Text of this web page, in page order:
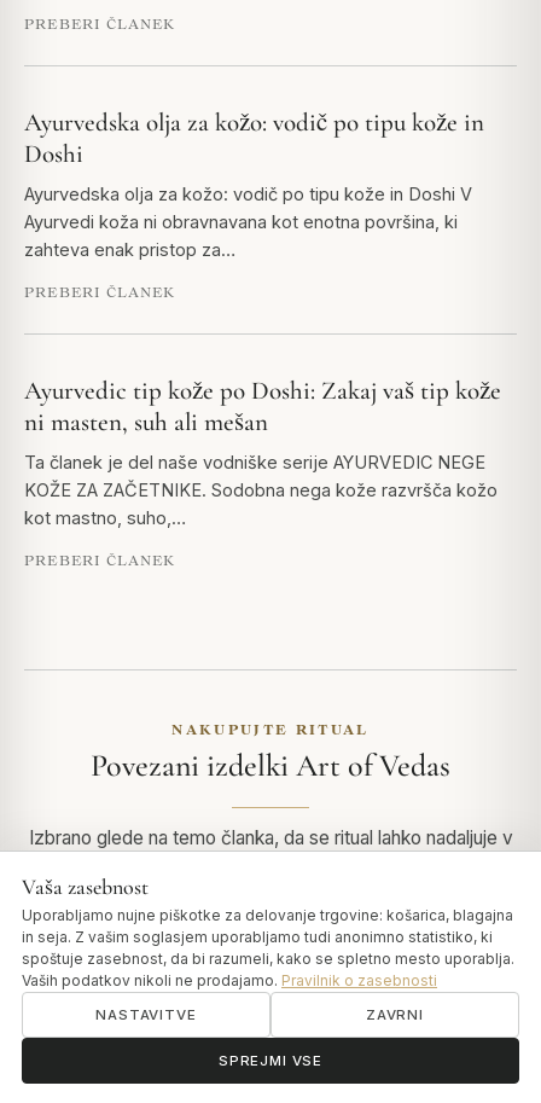
PREBERI ČLANEK
Ayurvedska olja za kožo: vodič po tipu kože in
Doshi
Ayurvedska olja za kožo: vodič po tipu kože in Doshi V
Ayurvedi koža ni obravnavana kot enotna površina, ki
zahteva enak pristop za…
PREBERI ČLANEK
Ayurvedic tip kože po Doshi: Zakaj vaš tip kože
ni masten, suh ali mešan
Ta članek je del naše vodniške serije AYURVEDIC NEGE
KOŽE ZA ZAČETNIKE. Sodobna nega kože razvršča kožo
kot mastno, suho,…
PREBERI ČLANEK
NAKUPUJTE RITUAL
Povezani izdelki Art of Vedas
Izbrano glede na temo članka, da se ritual lahko nadaljuje v
ॐ
Vaša zasebnost
Uporabljamo nujne piškotke za delovanje trgovine: košarica, blagajna
in seja. Z vašim soglasjem uporabljamo tudi anonimno statistiko, ki
spoštuje zasebnost, da bi razumeli, kako se spletno mesto uporablja.
Vaših podatkov nikoli ne prodajamo. Pravilnik o zasebnosti
NASTAVITVE ZAVRNI
SPREJMI VSE